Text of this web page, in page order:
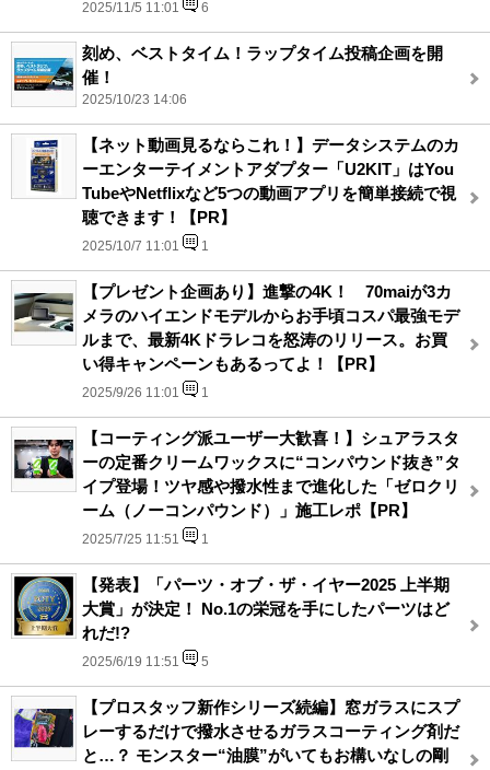
2025/11/5 11:01 6
刻め、ベストタイム！ラップタイム投稿企画を開
催！
2025/10/23 14:06
【ネット動画見るならこれ！】データシステムのカ
ーエンターテイメントアダプター「U2KIT」はYou
TubeやNetflixなど5つの動画アプリを簡単接続で視
聴できます！【PR】
2025/10/7 11:01 1
【プレゼント企画あり】進撃の4K！ 70maiが3カ
メラのハイエンドモデルからお手頃コスパ最強モデ
ルまで、最新4Kドラレコを怒涛のリリース。お買
い得キャンペーンもあるってよ！【PR】
2025/9/26 11:01 1
【コーティング派ユーザー大歓喜！】シュアラスタ
ーの定番クリームワックスに“コンパウンド抜き”タ
イプ登場！ツヤ感や撥水性まで進化した「ゼロクリ
ーム（ノーコンパウンド）」施工レポ【PR】
2025/7/25 11:51 1
【発表】「パーツ・オブ・ザ・イヤー2025 上半期
大賞」が決定！ No.1の栄冠を手にしたパーツはど
れだ!?
2025/6/19 11:51 5
【プロスタッフ新作シリーズ続編】窓ガラスにスプ
レーするだけで撥水させるガラスコーティング剤だ
と…？ モンスター“油膜”がいてもお構いなしの剛